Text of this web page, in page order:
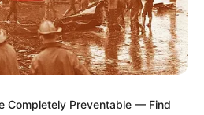
Completely Preventable — Find